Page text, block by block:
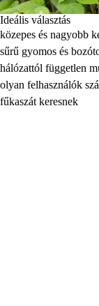
Ideális választás
közepes és nagyobb
sűrű gyomos és
hálózattól független
olyan felhasználók
fűkaszát keresnek